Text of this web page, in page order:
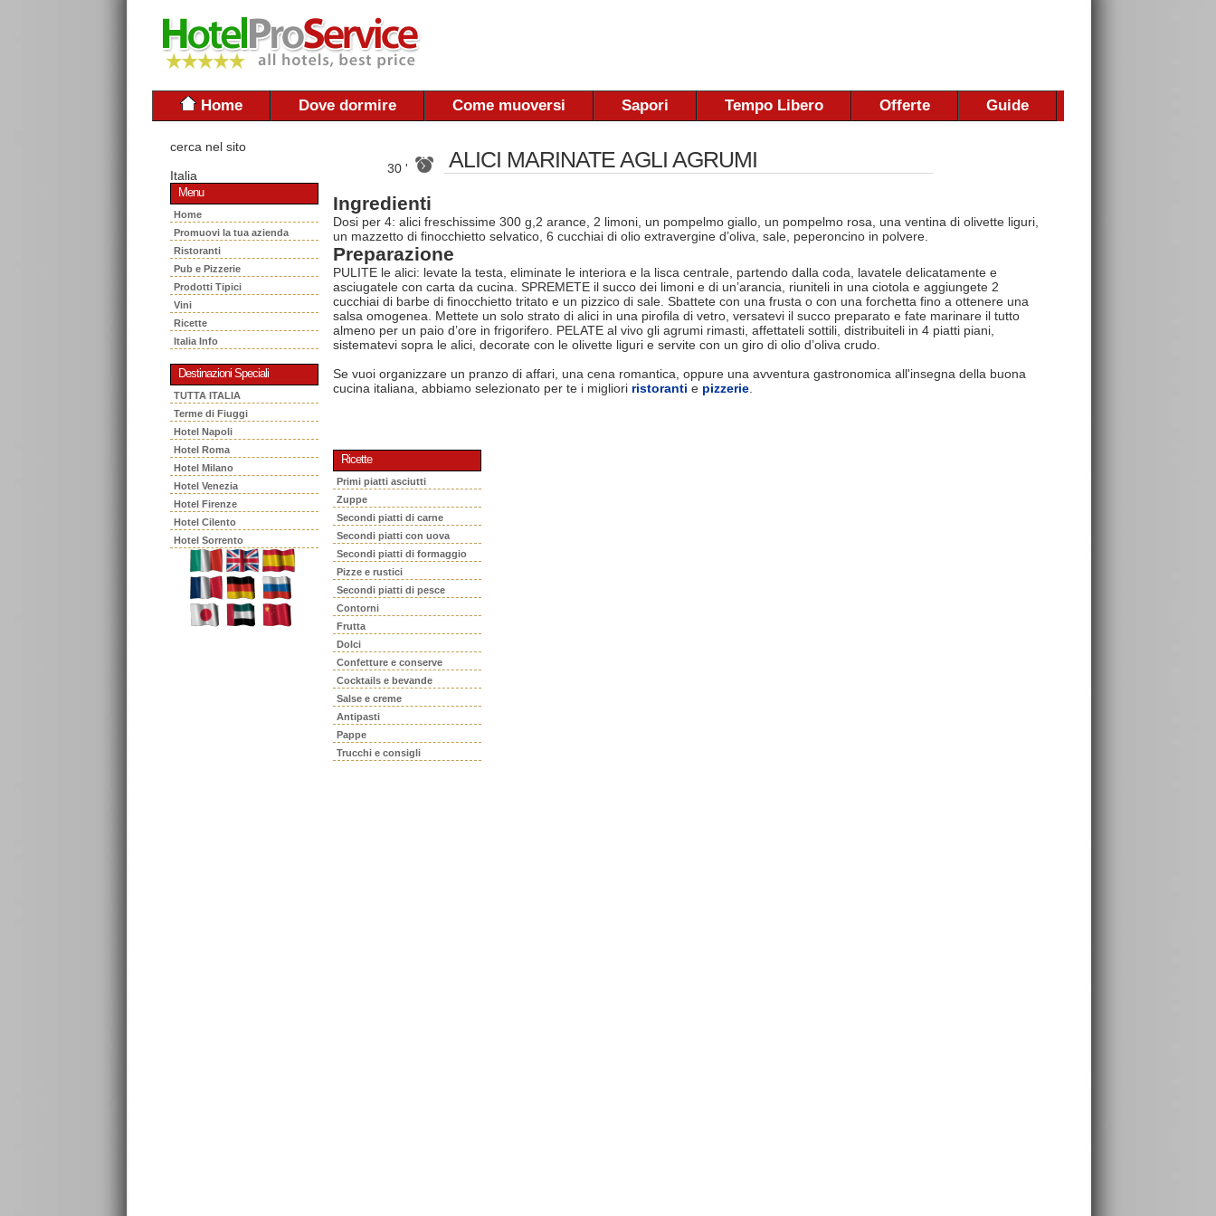
Home Dove dormire Come muoversi Sapori Tempo Libero Offerte Guide
cerca nel sito
Italia
Menu
Home
Promuovi la tua azienda
Ristoranti
Pub e Pizzerie
Prodotti Tipici
Vini
Ricette
Italia Info
Destinazioni Speciali
TUTTA ITALIA
Terme di Fiuggi
Hotel Napoli
Hotel Roma
Hotel Milano
Hotel Venezia
Hotel Firenze
Hotel Cilento
Hotel Sorrento
30 ' ALICI MARINATE AGLI AGRUMI
Ingredienti
Dosi per 4: alici freschissime 300 g,2 arance, 2 limoni, un pompelmo giallo, un pompelmo rosa, una ventina di olivette liguri,
un mazzetto di finocchietto selvatico, 6 cucchiai di olio extravergine d’oliva, sale, peperoncino in polvere.
Preparazione
PULITE le alici: levate la testa, eliminate le interiora e la lisca centrale, partendo dalla coda, lavatele delicatamente e
asciugatele con carta da cucina. SPREMETE il succo dei limoni e di un’arancia, riuniteli in una ciotola e aggiungete 2
cucchiai di barbe di finocchietto tritato e un pizzico di sale. Sbattete con una frusta o con una forchetta fino a ottenere una
salsa omogenea. Mettete un solo strato di alici in una pirofila di vetro, versatevi il succo preparato e fate marinare il tutto
almeno per un paio d’ore in frigorifero. PELATE al vivo gli agrumi rimasti, affettateli sottili, distribuiteli in 4 piatti piani,
sistematevi sopra le alici, decorate con le olivette liguri e servite con un giro di olio d’oliva crudo.
Se vuoi organizzare un pranzo di affari, una cena romantica, oppure una avventura gastronomica all'insegna della buona
cucina italiana, abbiamo selezionato per te i migliori ristoranti e pizzerie
Ricette
Primi piatti asciutti
Zuppe
Secondi piatti di carne
Secondi piatti con uova
Secondi piatti di formaggio
Pizze e rustici
Secondi piatti di pesce
Contorni
Frutta
Dolci
Confetture e conserve
Cocktails e bevande
Salse e creme
Antipasti
Pappe
Trucchi e consigli